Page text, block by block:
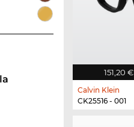
151,20 €
Calvin Klein
CK25516 - 001